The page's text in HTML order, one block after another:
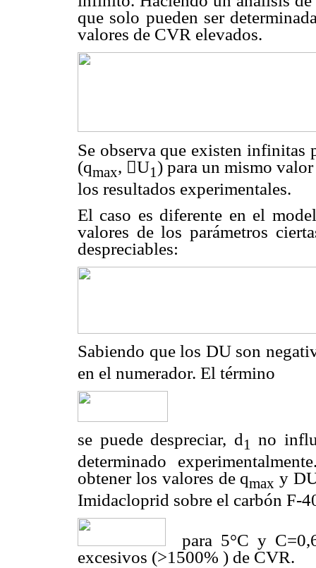
que solo pueden ser
valores de CVR elevados.
Se observa que existen infinitas
(qmax, U1) para un mismo
los resultados experimentales.
El caso es diferente en el
valores de los parámetros
despreciables:
Sabiendo que los DU son
en el numerador. El término
se puede despreciar, d1
no
determinado
obtener los valores de qmax y D
Imidacloprid sobre el carbón F-
para 5°C y
excesivos (>1500% ) de CVR.